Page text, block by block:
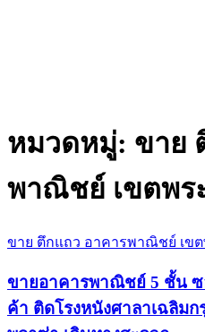
หมวดหมู่: ขาย
พาณิชย์ เขตพร
ขาย ตึกแถว อาคารพาณิชย์ เข
ขายอาคารพาณิชย์ 5 ชั้น ซ
ค้า ติดโรงหนังศาลาเฉลิมก